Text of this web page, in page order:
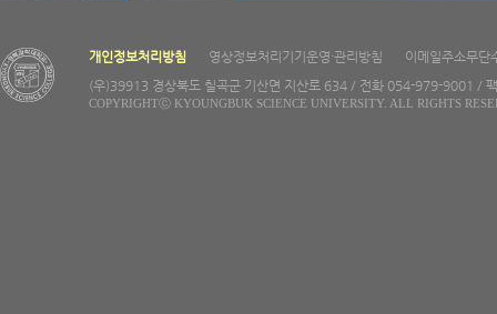
개인정보처리방침 영상정보처리기기운영·관리방침
이메일주소무단
(우)39913 경상북도 칠곡군 기산면 지산로 634 / 전화 054-979-9001 /
COPYRIGHTⓒ KYOUNGBUK SCIENCE UNIVERSITY. ALL RIGHTS